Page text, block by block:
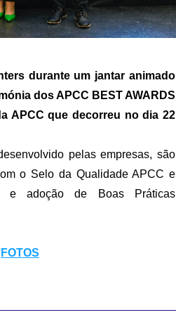
durante um jantar animado
dos APCC BEST AWARDS
APCC que decorreu no dia 22
pelas empresas, são
o Selo da Qualidade APCC e
e adoção de Boas Práticas
FOTOS